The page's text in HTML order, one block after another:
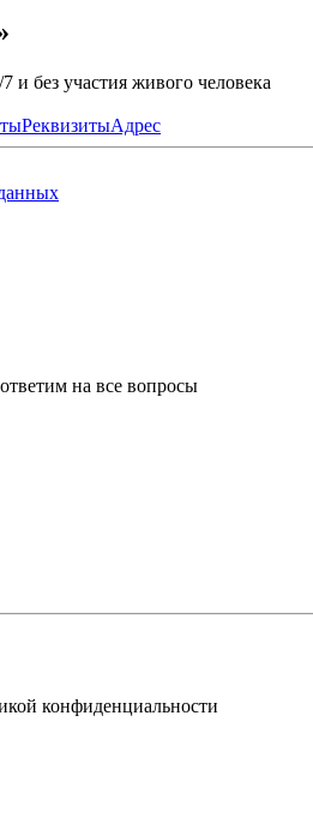
и без участия живого человека
РеквизитыАдрес
на все вопросы
конфиденциальности